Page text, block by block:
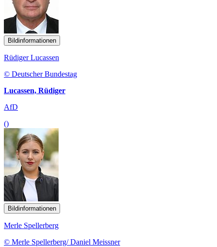
Bildinformationen
Rüdiger Lucassen
© Deutscher Bundestag
Lucassen, Rüdiger
AfD
()
Bildinformationen
Merle Spellerberg
© Merle Spellerberg/ Daniel Meissner